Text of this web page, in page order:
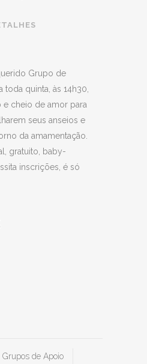
Grupo de
quinta, às 14h30,
e cheio de amor para
seus anseios e
da amamentação.
gratuito, baby-
inscrições, é só
Grupos de Apoio